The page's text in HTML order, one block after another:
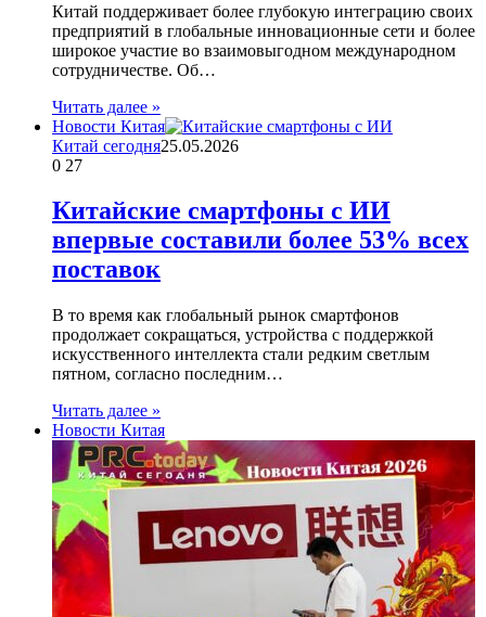
Китай поддерживает более глубокую интеграцию своих
предприятий в глобальные инновационные сети и более
широкое участие во взаимовыгодном международном
сотрудничестве. Об…
Читать далее »
Новости Китая
Китай сегодня25.05.2026
0 27
Китайские смартфоны с ИИ
впервые составили более 53% всех
поставок
В то время как глобальный рынок смартфонов
продолжает сокращаться, устройства с поддержкой
искусственного интеллекта стали редким светлым
пятном, согласно последним…
Читать далее »
Новости Китая